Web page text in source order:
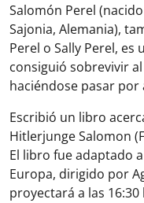
Salomón Perel
Sajonia, Alemania),
Perel o Sally Perel,
consiguió sobrevivir
haciéndose pasar por
Escribió un libro
Hitlerjunge Salomon
El libro fue adaptado
Europa, dirigido por
proyectará a las